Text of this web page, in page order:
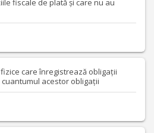
fiscale de plată și care nu au
care înregistrează obligații
acestor obligații